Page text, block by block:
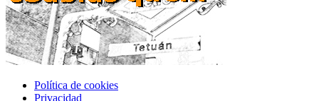
Política de cookies
Privacidad